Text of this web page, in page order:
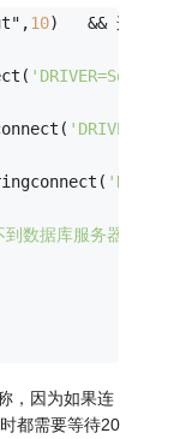
10 ) && 连接超
'DRIVER=Sql
数据库服务器'
，因为如果连
都需要等待20